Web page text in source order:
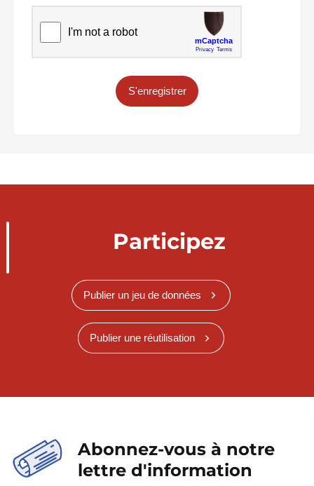
S'enregistrer
Participez
Publier un jeu de données
Publier une réutilisation
Abonnez-vous à notre
lettre d'information